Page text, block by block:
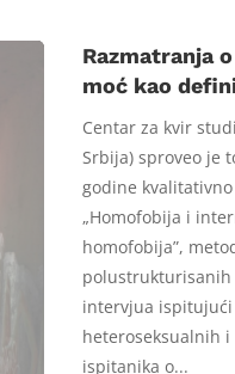
Razmatranja
moć kao
Centar za kvir
Srbija) sproveo je
godine
„Homofobija i
homofobija”,
intervjua ispitujući
heteroseksualnih
ispitanika o...